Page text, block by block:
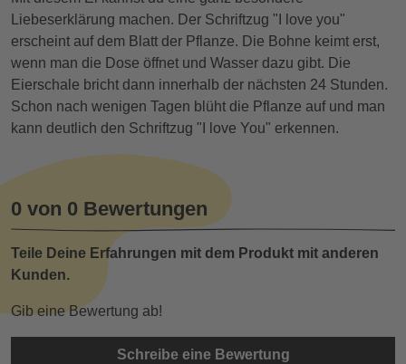
Liebeserklärung machen. Der Schriftzug "I love you"
erscheint auf dem Blatt der Pflanze. Die Bohne keimt erst,
wenn man die Dose öffnet und Wasser dazu gibt. Die
Eierschale bricht dann innerhalb der nächsten 24 Stunden.
Schon nach wenigen Tagen blüht die Pflanze auf und man
kann deutlich den Schriftzug "I love You" erkennen.
0 von 0 Bewertungen
Teile Deine Erfahrungen mit dem Produkt mit anderen
Kunden.
Gib eine Bewertung ab!
Schreibe eine Bewertung